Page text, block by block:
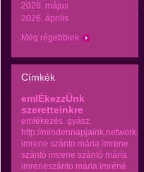
2026. május
2026. április
Még régebbiek
Címkék
emlÉkezzÜnk
szeretteinkre
emlékezés. gyász.
http://mindennapjaink.network.hu
imrene szánto mária imrene
szántó imrene szántó mária
imreneszánto mária imréné